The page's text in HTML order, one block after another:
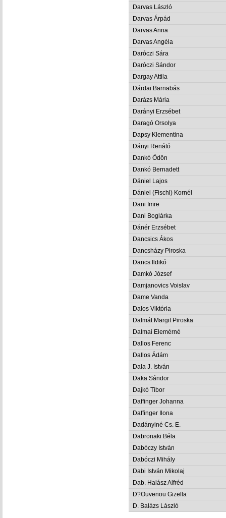
Darvas László
Darvas Árpád
Darvas Anna
Darvas Angéla
Daróczi Sára
Daróczi Sándor
Dargay Attila
Dárdai Barnabás
Darázs Mária
Darányi Erzsébet
Daragó Orsolya
Dapsy Klementina
Dányi Renátó
Dankó Ödön
Dankó Bernadett
Dániel Lajos
Dániel (Fischl) Kornél
Dani Imre
Dani Boglárka
Dánér Erzsébet
Dancsics Ákos
Dancsházy Piroska
Dancs Ildikó
Damkó József
Damjanovics Voislav
Dame Vanda
Dalos Viktória
Dalmát Margit Piroska
Dalmai Elemérné
Dallos Ferenc
Dallos Ádám
Dala J. István
Daka Sándor
Dajkó Tibor
Daffinger Johanna
Daffinger Ilona
Dadányiné Cs. E.
Dabronaki Béla
Dabóczy István
Dabóczi Mihály
Dabi István Mikolaj
Dab. Halász Alfréd
D?Ouvenou Gizella
D. Balázs László